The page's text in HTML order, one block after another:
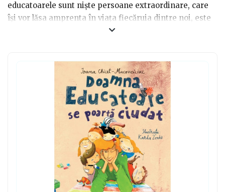
educatoarele sunt niște persoane extraordinare, care
își vor lăsa amprenta în viața fiecăruia dintre noi, este
bine că ele se poate să își gestioneze foarte bine
de mânie, gelozie și teamă, astfel încât să intrăm în
armonie cu noi înșine, dar și cu ceilalți. O altă variantă
ar putea fi Puterea obișnuinței, de Charles Duhigg, care
este și una dintre cele mai recomandate cărți din acest